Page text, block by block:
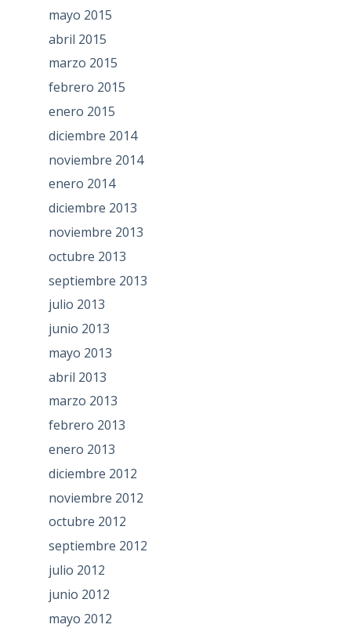
mayo 2015
abril 2015
marzo 2015
febrero 2015
enero 2015
diciembre 2014
noviembre 2014
enero 2014
diciembre 2013
noviembre 2013
octubre 2013
septiembre 2013
julio 2013
junio 2013
mayo 2013
abril 2013
marzo 2013
febrero 2013
enero 2013
diciembre 2012
noviembre 2012
octubre 2012
septiembre 2012
julio 2012
junio 2012
mayo 2012